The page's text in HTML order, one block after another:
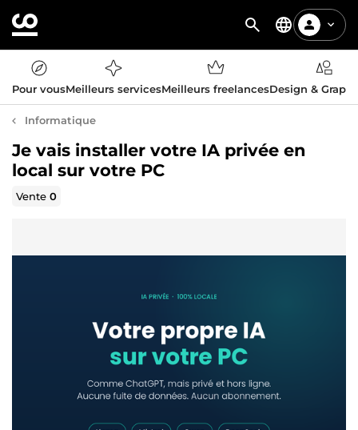
Pour vousMeilleurs servicesMeilleurs freelancesDesign &
Informatique
Je vais installer votre IA privée en
local sur votre PC
Vente0